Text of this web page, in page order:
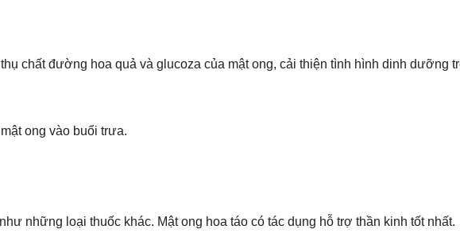
chất đường hoa quả và glucoza của mật ong, cải thiện tình hình dinh dưỡng
ong vào buổi trưa.
những loại thuốc khác. Mật ong hoa táo có tác dụng hỗ trợ thần kinh tốt nhất.